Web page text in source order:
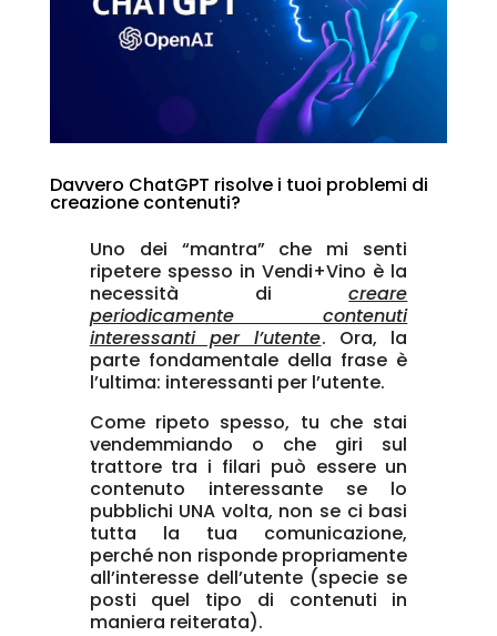
Davvero ChatGPT risolve i tuoi problemi di
creazione contenuti?
Uno dei “mantra” che mi senti
ripetere spesso in Vendi+Vino è la
necessità dicreare
periodicamente contenuti
interessanti per l’utente. Ora, la
parte fondamentale della frase è
l’ultima: interessanti per l’utente.
Come ripeto spesso, tu che stai
vendemmiando o che giri sul
trattore tra i filari può essere un
contenuto interessante se lo
pubblichi UNA volta, non se ci basi
tutta la tua comunicazione,
perché non risponde propriamente
all’interesse dell’utente (specie se
posti quel tipo di contenuti in
maniera reiterata).